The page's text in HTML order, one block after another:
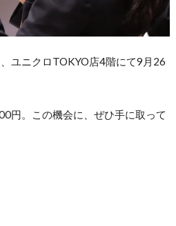
ユニクロTOKYO店4階にて9月26
円。この機会に、ぜひ手に取って